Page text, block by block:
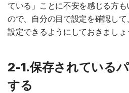
ている」ことに不安を感じる方
ので、自分の目で設定を確認し
設定できるようにしておきましょ
2-1.保存されている
する